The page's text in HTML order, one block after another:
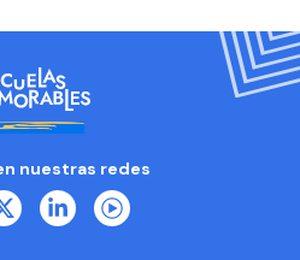
nuestras redes